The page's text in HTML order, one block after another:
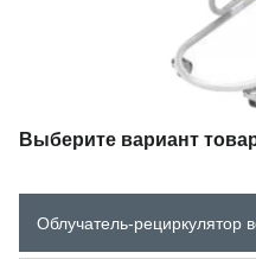
Выберите вариант
Облучатель-рециркулятор